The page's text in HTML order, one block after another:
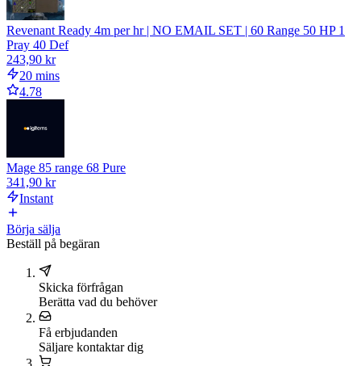
Revenant Ready 4m per hr | NO EMAIL SET | 60 Range 50 HP 1
Pray 40 Def
243,90 kr
20 mins
4.78
Mage 85 range 68 Pure
341,90 kr
Instant
Börja sälja
Beställ på begäran
Skicka förfrågan
Berätta vad du behöver
Få erbjudanden
Säljare kontaktar dig